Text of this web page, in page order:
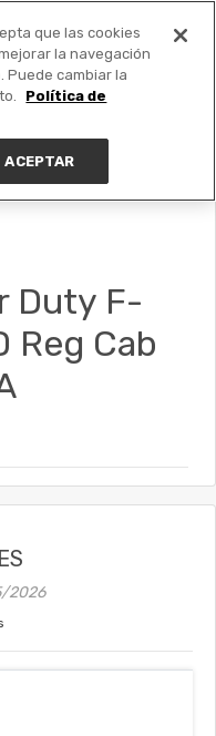
PUBLICA GRATIS +
Duty F-
Reg Cab
2026
que las cookies
la navegación
Puede cambiar la
Política de
ACEPTAR